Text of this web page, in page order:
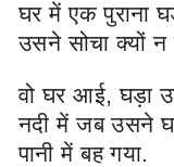
घर में एक पुराना
उसने सोचा क्यों न
वो घर आई, घड़ा
नदी में जब उसने
पानी में बह गया.